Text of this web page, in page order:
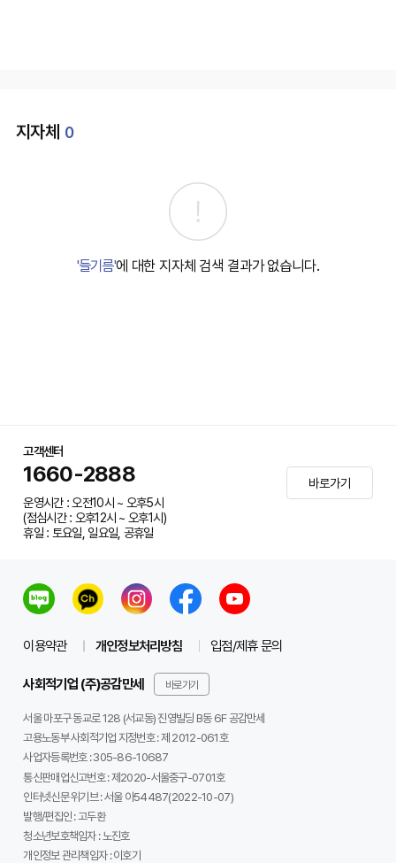
지자체 0
'들기름'에 대한 지자체 검색 결과가 없습니다.
고객센터
1660-2888
운영시간 : 오전10시 ~ 오후5시
(점심시간 : 오후12시 ~ 오후1시)
휴일 : 토요일, 일요일, 공휴일
바로가기
이용약관 개인정보처리방침 입점/제휴 문의
사회적기업 (주)공감만세 바로가기
서울 마포구 동교로 128 (서교동) 진영빌딩 B동 6F 공감만세
고용노동부 사회적기업 지정번호 : 제 2012-061호
사업자등록번호 :305-86-10687
통신판매업신고번호 :제2020-서울중구-0701호
인터넷신문 위기브 :서울 아54487(2022-10-07)
발행/편집인 :고두환
청소년보호책임자 :노진호
개인정보 관리책임자 :이호기